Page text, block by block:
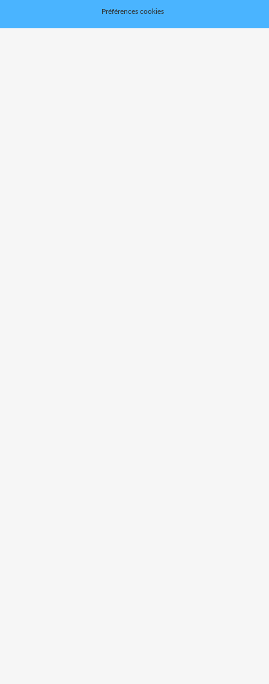
Préférences cookies